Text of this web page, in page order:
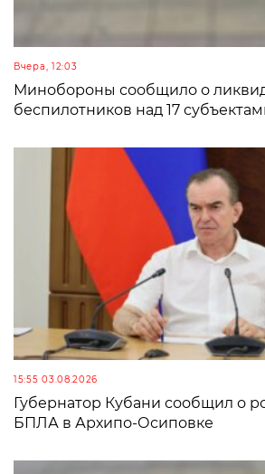
Вчера, 12:03
Минобороны сообщило о
беспилотников над 17
15:55 03.08.2026
Губернатор Кубани сообщил о
БПЛА в Архипо-Осиповке